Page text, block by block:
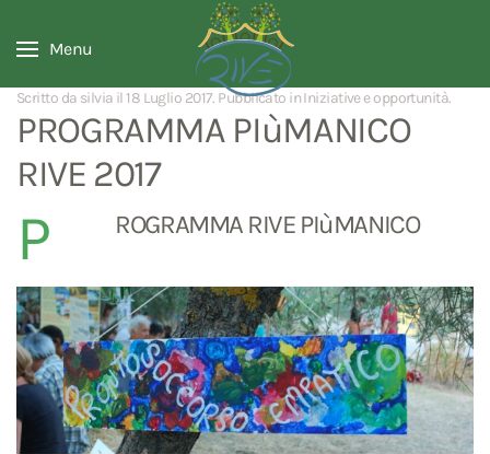
Menu
Scritto da silvia il 18 Luglio 2017. Pubblicato inIniziative e opportunità.
PROGRAMMA PIùMANICO
RIVE 2017
P ROGRAMMA RIVE PIùMANICO